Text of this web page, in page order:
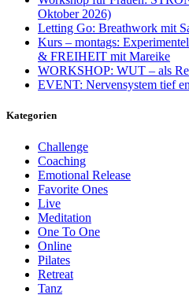
Oktober 2026)
Letting Go: Breathwork mit
Kurs – montags:
& FREIHEIT mit Mareike
WORKSHOP: WUT – als
EVENT: Nervensystem tief
Kategorien
Challenge
Coaching
Emotional Release
Favorite Ones
Live
Meditation
One To One
Online
Pilates
Retreat
Tanz